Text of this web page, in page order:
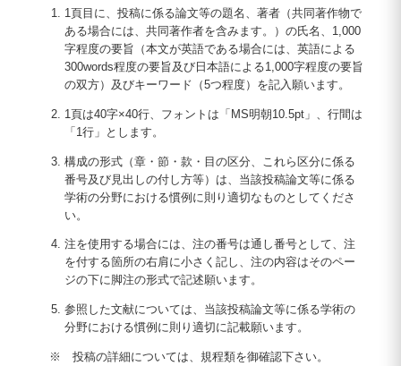
1頁目に、投稿に係る論文等の題名、著者（共同著作物で
ある場合には、共同著作者を含みます。）の氏名、1,000
字程度の要旨（本文が英語である場合には、英語による
300words程度の要旨及び日本語による1,000字程度の要旨
の双方）及びキーワード（5つ程度）を記入願います。
1頁は40字×40行、フォントは「MS明朝10.5pt」、行間は
「1行」とします。
構成の形式（章・節・款・目の区分、これら区分に係る
番号及び見出しの付し方等）は、当該投稿論文等に係る
学術の分野における慣例に則り適切なものとしてくださ
い。
注を使用する場合には、注の番号は通し番号として、注
を付する箇所の右肩に小さく記し、注の内容はそのペー
ジの下に脚注の形式で記述願います。
参照した文献については、当該投稿論文等に係る学術の
分野における慣例に則り適切に記載願います。
※ 投稿の詳細については、規程類を御確認下さい。